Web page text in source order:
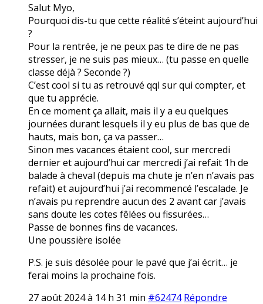
Salut Myo,
Pourquoi dis-tu que cette réalité s’éteint aujourd’hui
?
Pour la rentrée, je ne peux pas te dire de ne pas
stresser, je ne suis pas mieux… (tu passe en quelle
classe déjà ? Seconde ?)
C’est cool si tu as retrouvé qql sur qui compter, et
que tu apprécie.
En ce moment ça allait, mais il y a eu quelques
journées durant lesquels il y eu plus de bas que de
hauts, mais bon, ça va passer…
Sinon mes vacances étaient cool, sur mercredi
dernier et aujourd’hui car mercredi j’ai refait 1h de
balade à cheval (depuis ma chute je n’en n’avais pas
refait) et aujourd’hui j’ai recommencé l’escalade. Je
n’avais pu reprendre aucun des 2 avant car j’avais
sans doute les cotes fêlées ou fissurées…
Passe de bonnes fins de vacances.
Une poussière isolée
P.S. je suis désolée pour le pavé que j’ai écrit… je
ferai moins la prochaine fois.
27 août 2024 à 14 h 31 min #62474 Répondre